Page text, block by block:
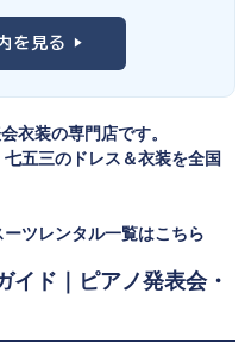
様の体にきちんと合ったサ
買って長く着せたい」という
ら、その時のジャストサイ
。胸囲・身丈の正しい測り
インを選ぶ
は意外と色味が飛んで見え
ジュエルカラーはホールの照
です。詳しくは
を見る ▶
衣装の専門店です。
五三のドレス＆衣装を全国
ツレンタル一覧はこちら
イド｜ピアノ発表会・